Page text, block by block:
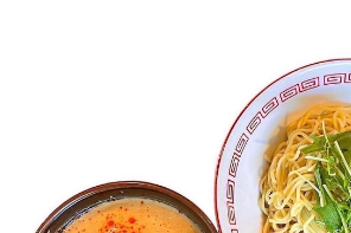
加熱して、器に移して出来上がり
■商品の内容について
製造地:京都府長岡京市